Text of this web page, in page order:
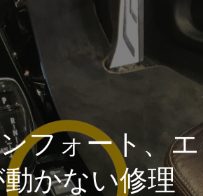
フォート、
かない修理